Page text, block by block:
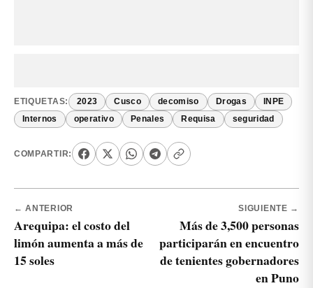
ETIQUETAS: 2023 Cusco decomiso Drogas INPE
Internos operativo Penales Requisa seguridad
COMPARTIR:
← ANTERIOR
Arequipa: el costo del
limón aumenta a más de
15 soles
SIGUIENTE →
Más de 3,500 personas
participarán en encuentro
de tenientes gobernadores
en Puno